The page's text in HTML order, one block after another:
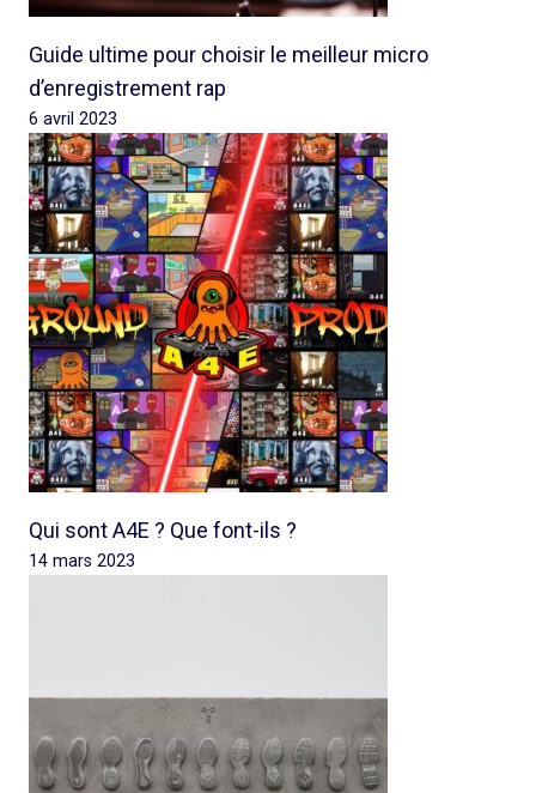
Guide ultime pour choisir le meilleur micro
d’enregistrement rap
6 avril 2023
Qui sont A4E ? Que font-ils ?
14 mars 2023